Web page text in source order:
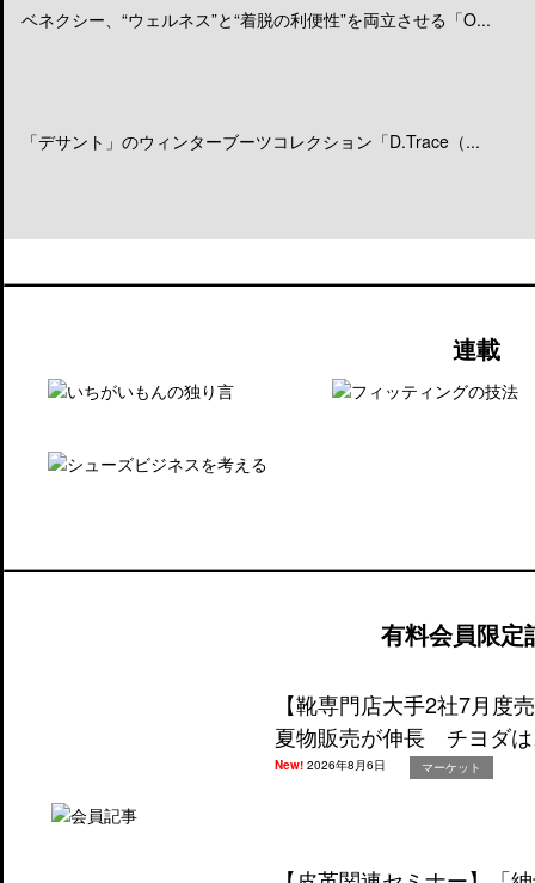
ベネクシー、“ウェルネス”と“着脱の利便性”を両立させる「O...
「デサント」のウィンターブーツコレクション「D.Trace（...
連載
有料会員限定
【靴専門店大手2社7月度
夏物販売が伸長 チヨダ
New!2026年8月6日 マーケット